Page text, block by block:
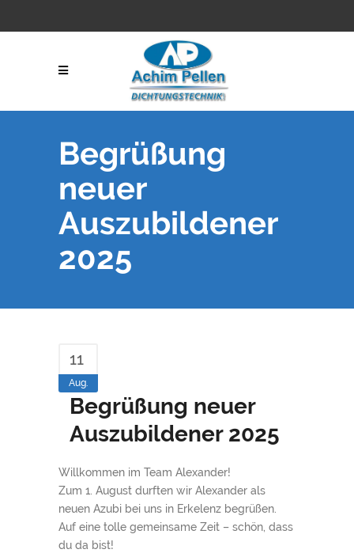
Begrüßung
neuer
Auszubildener
2025
11
Aug.
Begrüßung neuer
Auszubildener 2025
Willkommen im Team Alexander!
Zum 1. August durften wir Alexander als
neuen Azubi bei uns in Erkelenz begrüßen.
Auf eine tolle gemeinsame Zeit – schön, dass
du da bist!